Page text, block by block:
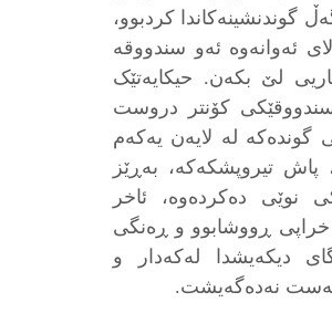
کردبوو،
ئەوانەوە ئەو سندووقە
لێ بکەن. حیکایەتێک
کۆنتر دروست
لە لایەن یەکەم
تیروپشکەکە، بەڕێز
نوێی دەکردەوە، ئاخر
خراپی ڕووشابوو و ڕەنگی
دیکەیشدا لەکەدار و
نەدەگەیشت.